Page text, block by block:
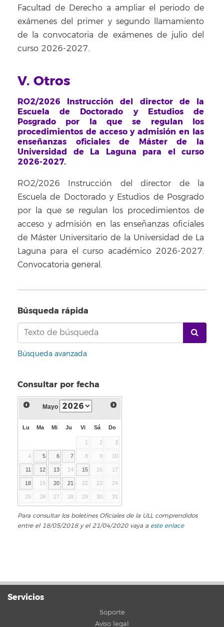
Facultad de Derecho a ampliar el periodo de
exámenes del primer y segundo llamamiento
de la convocatoria de exámenes de julio del
curso 2026-2027.
V. Otros
RO2/2026 Instrucción del director de la
Escuela de Doctorado y Estudios de
Posgrado por la que se regulan los
procedimientos de acceso y admisión en las
enseñanzas oficiales de Máster de la
Universidad de La Laguna para el curso
2026-2027.
RO2/2026 Instrucción del director de la
Escuela de Doctorado y Estudios de Posgrado
por la que se regulan los procedimientos de
acceso y admisión en las enseñanzas oficiales
de Máster Universitario de la Universidad de La
Laguna para el curso académico 2026-2027.
Convocatoria general.
Búsqueda rápida
Búsqueda avanzada
Consultar por fecha
Mayo
Lu Ma Mi Ju Vi Sá Do
1 2 3
4 5 6 7 8 9 10
11 12 13 14 15 16 17
18 19 20 21 22 23 24
25 26 27 28 29 30 31
Para consultar los boletines Oficiales de la ULL comprendidos
entre el 18/05/2018 y el 21/04/2020 vaya a este enlace
Servicios
Soporte
Aviso legal